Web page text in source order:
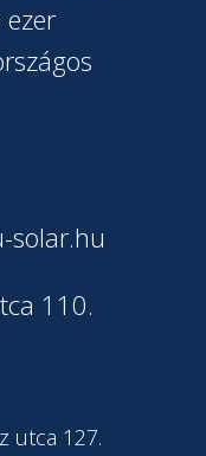
solar.hu
110.
utca 127.